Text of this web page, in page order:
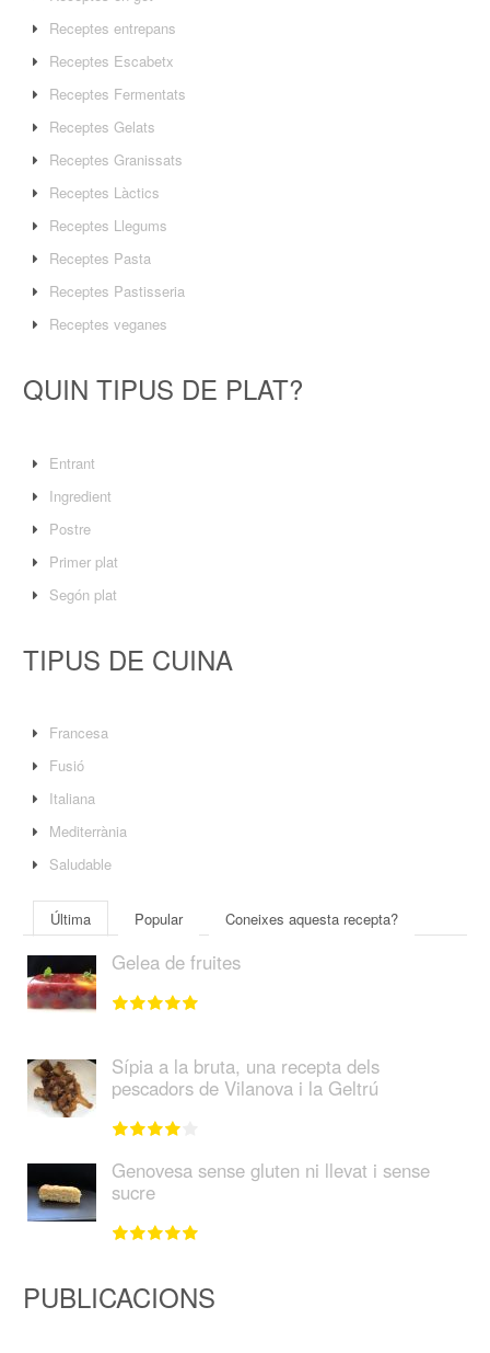
Receptes entrepans
Receptes Escabetx
Receptes Fermentats
Receptes Gelats
Receptes Granissats
Receptes Làctics
Receptes Llegums
Receptes Pasta
Receptes Pastisseria
Receptes veganes
QUIN TIPUS DE PLAT?
Entrant
Ingredient
Postre
Primer plat
Segón plat
TIPUS DE CUINA
Francesa
Fusió
Italiana
Mediterrània
Saludable
Última Popular Coneixes aquesta recepta?
Gelea de fruites
Sípia a la bruta, una recepta dels
pescadors de Vilanova i la Geltrú
Genovesa sense gluten ni llevat i sense
sucre
PUBLICACIONS